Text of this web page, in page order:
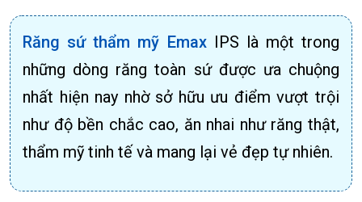
Răng sứ thẩm mỹ EmaxIPS là một trong
những dòng răng toàn sứ được ưa chuộng
nhất hiện nay nhờ sở hữu ưu điểm vượt trội
như độ bền chắc cao, ăn nhai như răng thật,
thẩm mỹ tinh tế và mang lại vẻ đẹp tự nhiên.